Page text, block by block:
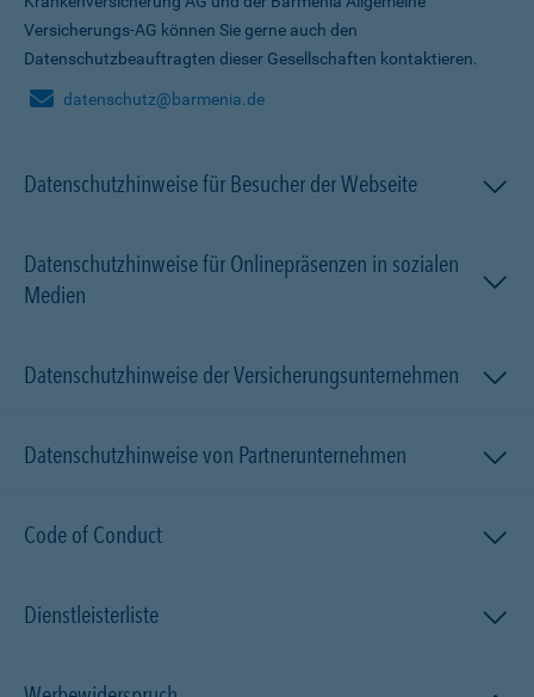
Versicherungs-AG können Sie gerne auch den
Datenschutzbeauftragten dieser Gesellschaften kontaktieren.
datenschutz@barmenia.de
Datenschutzhinweise für Besucher der Webseite
Datenschutzhinweise für Onlinepräsenzen in sozialen
Medien
Datenschutzhinweise der Versicherungsunternehmen
Datenschutzhinweise von Partnerunternehmen
Code of Conduct
Dienstleisterliste